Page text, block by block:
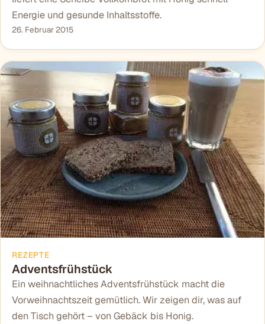
Energie und gesunde Inhaltsstoffe.
26. Februar 2015
REZEPTE
Adventsfrühstück
Ein weihnachtliches Adventsfrühstück macht die
Vorweihnachtszeit gemütlich. Wir zeigen dir, was auf
den Tisch gehört – von Gebäck bis Honig.